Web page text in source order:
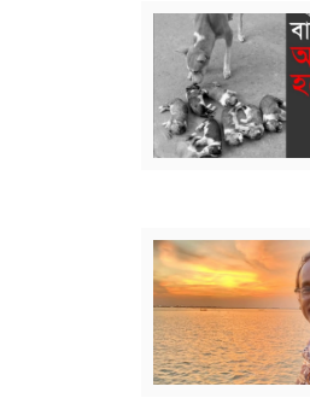
বিস্তারিত
বিস্তারিত